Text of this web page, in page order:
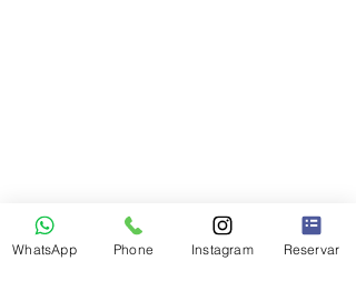
WhatsApp Phone Instagram Reservar